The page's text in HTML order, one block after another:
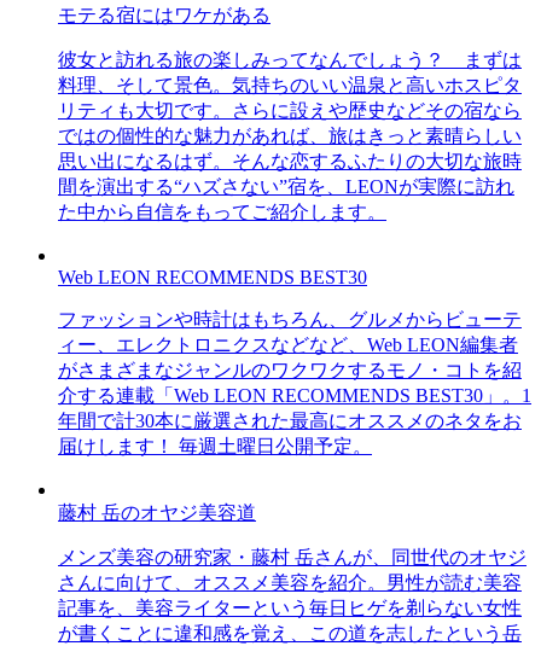
モテる宿にはワケがある
彼女と訪れる旅の楽しみってなんでしょう？ まずは
料理、そして景色。気持ちのいい温泉と高いホスピタ
リティも大切です。さらに設えや歴史などその宿なら
ではの個性的な魅力があれば、旅はきっと素晴らしい
思い出になるはず。そんな恋するふたりの大切な旅時
間を演出する“ハズさない”宿を、LEONが実際に訪れ
た中から自信をもってご紹介します。
Web LEON RECOMMENDS BEST30
ファッションや時計はもちろん、グルメからビューテ
ィー、エレクトロニクスなどなど、Web LEON編集者
がさまざまなジャンルのワクワクするモノ・コトを紹
介する連載「Web LEON RECOMMENDS BEST30」。1
年間で計30本に厳選された最高にオススメのネタをお
届けします！ 毎週土曜日公開予定。
藤村 岳のオヤジ美容道
メンズ美容の研究家・藤村 岳さんが、同世代のオヤジ
さんに向けて、オススメ美容を紹介。男性が読む美容
記事を、美容ライターという毎日ヒゲを剃らない女性
が書くことに違和感を覚え、この道を志したという岳